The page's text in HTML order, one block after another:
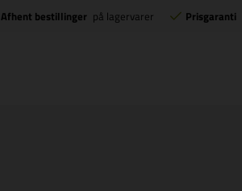
Afhent bestillinger på lagervarer Prisgaranti